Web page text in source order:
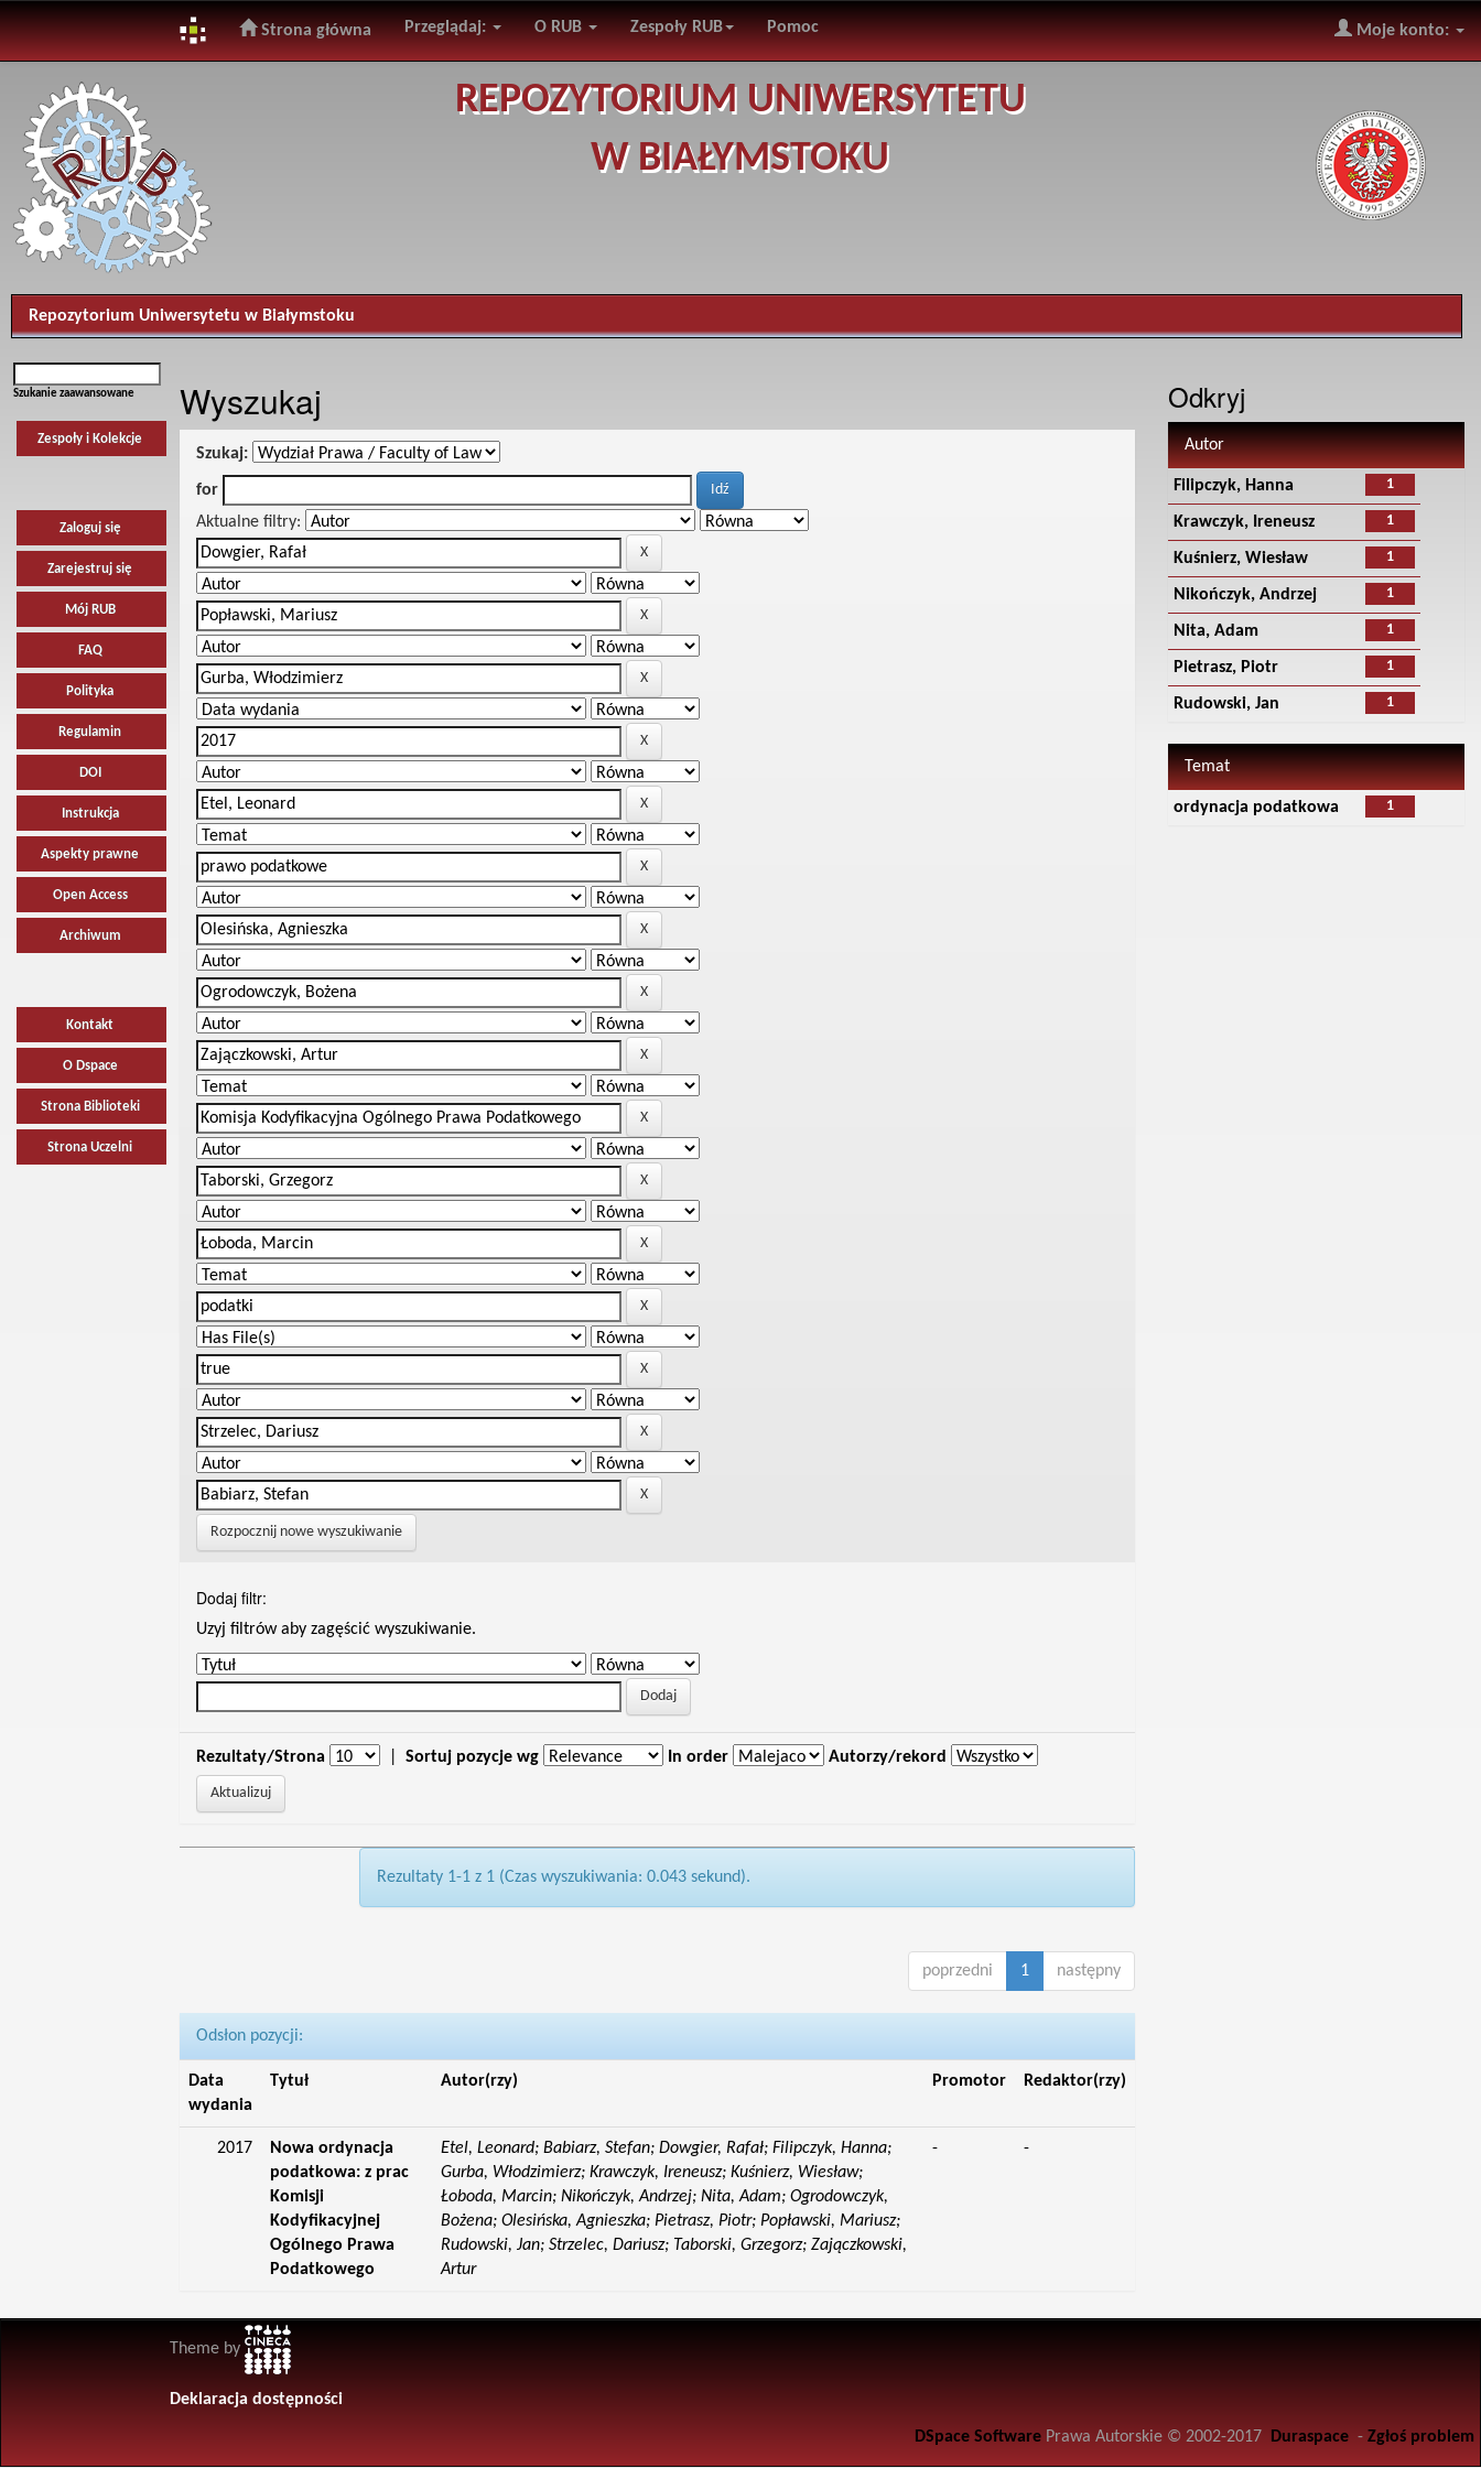
navigation
Strona główna Przeglądaj: O RUB Zespoły RUB Pomoc Moje konto:
REPOZYTORIUM UNIWERSYTETU
W BIAŁYMSTOKU
Repozytorium Uniwersytetu w Białymstoku
Szukanie zaawansowane
Zespoły i Kolekcje
Zaloguj się
Zarejestruj się
Mój RUB
FAQ
Polityka
Regulamin
DOI
Instrukcja
Aspekty prawne
Open Access
Archiwum
Kontakt
O Dspace
Strona Biblioteki
Strona Uczelni
Wyszukaj
Szukaj:
for
Aktualne filtry:
Rozpocznij nowe wyszukiwanie
Dodaj filtr:
Uzyj filtrów aby zagęścić wyszukiwanie.
Rezultaty/Strona Sortuj pozycje wg In order Autorzy/rekord
Rezultaty 1-1 z 1 (Czas wyszukiwania: 0.043 sekund).
poprzedni 1 następny
Odsłon pozycji:
Data
wydania
Tytuł Autor(rzy) Promotor Redaktor(rzy)
2017
Nowa ordynacja
podatkowa: z prac
Komisji
Kodyfikacyjnej
Ogólnego Prawa
Podatkowego
Etel, Leonard; Babiarz, Stefan; Dowgier, Rafał; Filipczyk, Hanna;
Gurba, Włodzimierz; Krawczyk, Ireneusz; Kuśnierz, Wiesław;
Łoboda, Marcin; Nikończyk, Andrzej; Nita, Adam; Ogrodowczyk,
Bożena; Olesińska, Agnieszka; Pietrasz, Piotr; Popławski, Mariusz;
Rudowski, Jan; Strzelec, Dariusz; Taborski, Grzegorz; Zajączkowski,
Artur
- -
Odkryj
Autor
1
Filipczyk, Hanna
1
Krawczyk, Ireneusz
1
Kuśnierz, Wiesław
1
Nikończyk, Andrzej
1
Nita, Adam
1
Pietrasz, Piotr
1
Rudowski, Jan
Temat
1
ordynacja podatkowa
Theme by
Deklaracja dostępności
DSpace Software Prawa Autorskie © 2002-2017 Duraspace - Zgłoś problem